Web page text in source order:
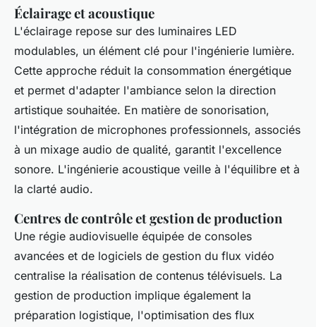
Éclairage et acoustique
L'éclairage repose sur des luminaires LED
modulables, un élément clé pour l'ingénierie lumière.
Cette approche réduit la consommation énergétique
et permet d'adapter l'ambiance selon la direction
artistique souhaitée. En matière de sonorisation,
l'intégration de microphones professionnels, associés
à un mixage audio de qualité, garantit l'excellence
sonore. L'ingénierie acoustique veille à l'équilibre et à
la clarté audio.
Centres de contrôle et gestion de production
Une régie audiovisuelle équipée de consoles
avancées et de logiciels de gestion du flux vidéo
centralise la réalisation de contenus télévisuels. La
gestion de production implique également la
préparation logistique, l'optimisation des flux